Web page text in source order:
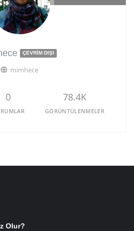
ÇEVRIM DIŞI
mimhece
0 78.4K
GÖRÜNTÜLENMELER
Olur?